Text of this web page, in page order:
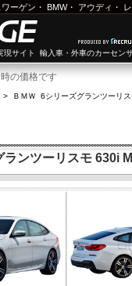
ーゲン ・ BMW・ アウディ ・
現サイト 輸入車・外車のカーセン
の価格です
> ＢＭＷ 6シリーズグランツーリ
ランツーリスモ 630i